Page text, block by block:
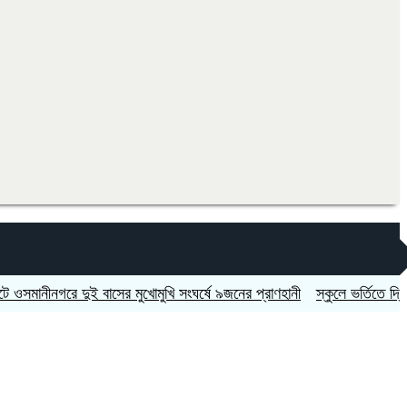
দুই বাসের মুখোমুখি সংঘর্ষে ৯জনের প্রাণহানী স্কুলে ভর্তিতে দ্বিতীয়-